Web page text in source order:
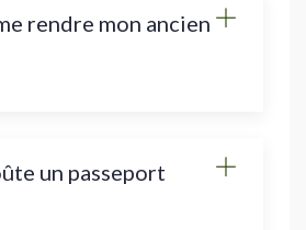
rendre mon ancien
un passeport